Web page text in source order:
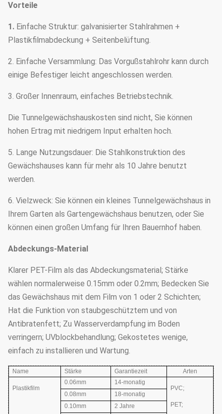
Vorteile
1. Einfache Struktur: galvanisierter Stahlrahmen +
Plastikfilmabdeckung + Seitenbelüftung.
2. Einfache Versammlung: Das Vorgußstahlrohr kann durch
einige Befestiger leicht angeschlossen werden.
3. Großer Innenraum, einfaches Betriebstechnik.
Die Tunnelgewächshauskosten sind nicht, Sie können
hohen Ertrag mit niedrigem Input erhalten hoch.
5. Lange Nutzungsdauer: Die Stahlkonstruktion des
Gewächshauses kann für mehr als 10 Jahre benutzt
werden.
6. Vielzweck: Sie können ein kleines Tunnelgewächshaus in
Ihrem Garten als Gartengewächshaus benutzen, oder Sie
können einen großen Umfang für Ihren Bauernhof haben.
Abdeckungs-Material
Klarer PET-Film als das Abdeckungsmaterial; Stärke
wählen normalerweise 0.15mm oder 0.2mm; Bedecken Sie
das Gewächshaus mit dem Film von 1 oder 2 Schichten;
Hat die Funktion von staubgeschütztem und von
Antibratenfett; Zu Wasserverdampfung im Boden
verringern; UVblockbehandlung; Gekostetes wenige,
einfach zu installieren und Wartung.
Name Stärke Garantiezeit Arten
Plastikfilm
0.06mm
14-monatig
PVC;
PET;
0.08mm
18-monatig
0.10mm
2 Jahre